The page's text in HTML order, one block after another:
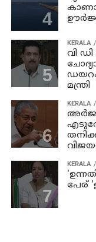
KERALA
വി
മന്ത്രി
KERALA
KERALA
പേര്